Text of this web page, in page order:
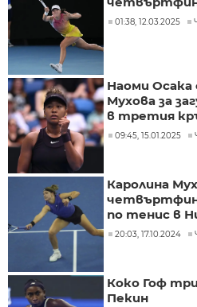
01:38, 12.03.2025
Наоми Осака
Мухова за
в третия
09:45, 15.01.2025
Каролина
по тенис в
20:03, 17.10.2024
Коко Гоф
Пекин